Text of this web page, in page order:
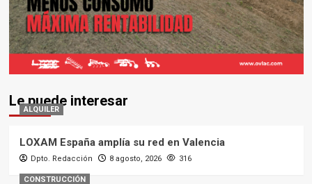
Le puede interesar
ALQUILER
LOXAM España amplía su red en Valencia
Dpto. Redacción 8 agosto, 2026 316
CONSTRUCCIÓN